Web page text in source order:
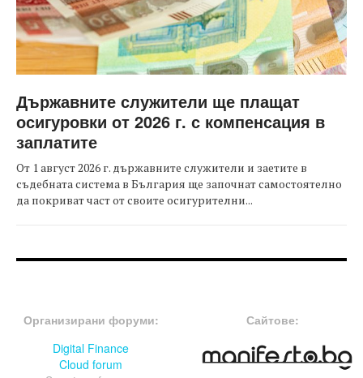
Държавните служители ще плащат
осигуровки от 2026 г. с компенсация в
заплатите
От 1 август 2026 г. държавните служители и заетите в
съдебната система в България ще започнат самостоятелно
да покриват част от своите осигурителни...
Организирани форуми:
Digital Finance
Cloud forum
Сайтове: